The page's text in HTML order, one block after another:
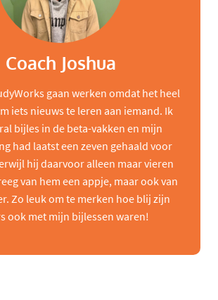
Coach Joshua
gaan werken omdat het heel
iets nieuws te leren aan iemand. Ik
bijles in de beta-vakken en mijn
had laatst een zeven gehaald voor
hij daarvoor alleen maar vieren
van hem een appje, maar ook van
Zo leuk om te merken hoe blij zijn
ook met mijn bijlessen waren!